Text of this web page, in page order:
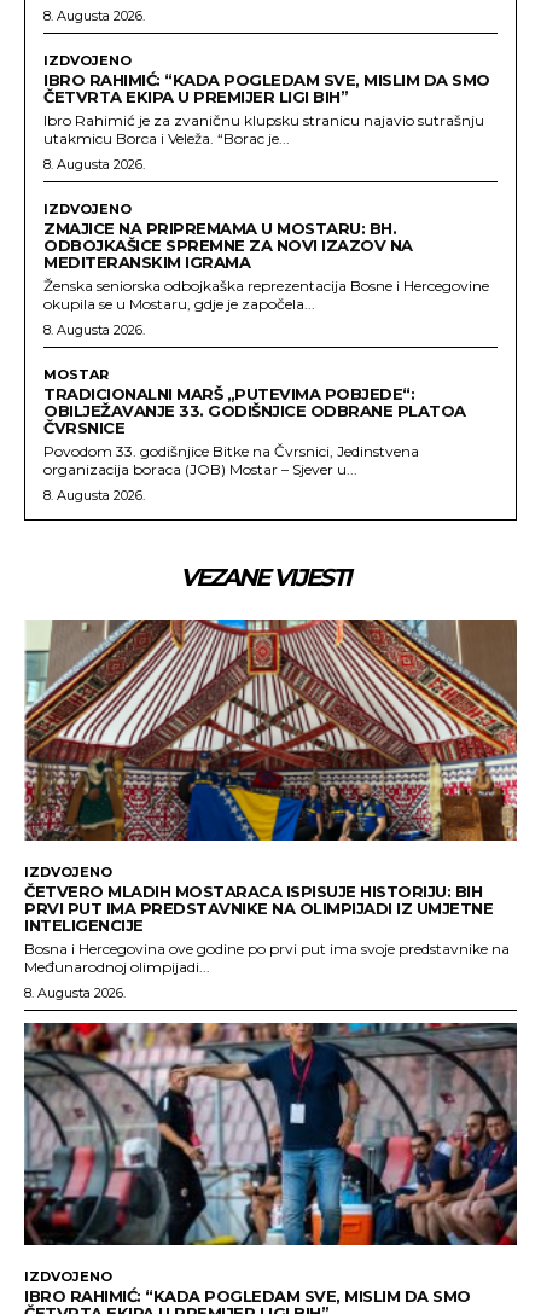
8. Augusta 2026.
IZDVOJENO
IBRO RAHIMIĆ: “KADA POGLEDAM SVE, MISLIM DA SMO
ČETVRTA EKIPA U PREMIJER LIGI BIH”
Ibro Rahimić je za zvaničnu klupsku stranicu najavio sutrašnju
utakmicu Borca i Veleža. “Borac je...
8. Augusta 2026.
IZDVOJENO
ZMAJICE NA PRIPREMAMA U MOSTARU: BH.
ODBOJKAŠICE SPREMNE ZA NOVI IZAZOV NA
MEDITERANSKIM IGRAMA
Ženska seniorska odbojkaška reprezentacija Bosne i Hercegovine
okupila se u Mostaru, gdje je započela...
8. Augusta 2026.
MOSTAR
TRADICIONALNI MARŠ „PUTEVIMA POBJEDE“:
OBILJEŽAVANJE 33. GODIŠNJICE ODBRANE PLATOA
ČVRSNICE
Povodom 33. godišnjice Bitke na Čvrsnici, Jedinstvena
organizacija boraca (JOB) Mostar – Sjever u...
8. Augusta 2026.
VEZANE VIJESTI
IZDVOJENO
ČETVERO MLADIH MOSTARACA ISPISUJE HISTORIJU: BIH
PRVI PUT IMA PREDSTAVNIKE NA OLIMPIJADI IZ UMJETNE
INTELIGENCIJE
Bosna i Hercegovina ove godine po prvi put ima svoje predstavnike na
Međunarodnoj olimpijadi...
8. Augusta 2026.
IZDVOJENO
IBRO RAHIMIĆ: “KADA POGLEDAM SVE, MISLIM DA SMO